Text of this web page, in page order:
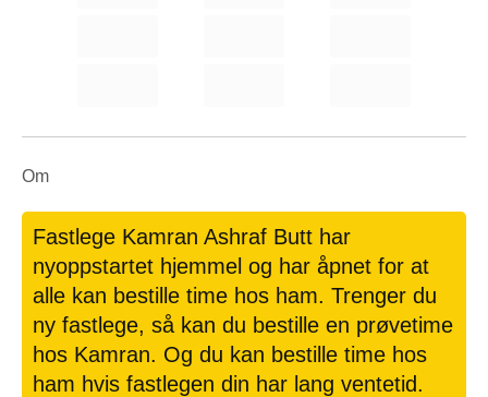
Om
Fastlege Kamran Ashraf Butt har
nyoppstartet hjemmel og har åpnet for at
alle kan bestille time hos ham. Trenger du
ny fastlege, så kan du bestille en prøvetime
hos Kamran. Og du kan bestille time hos
ham hvis fastlegen din har lang ventetid.